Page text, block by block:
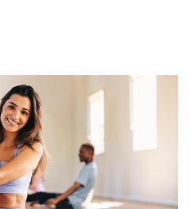
și magia aromelor de
combină notele picante și
să vrei ca momentele
mai mult timp.